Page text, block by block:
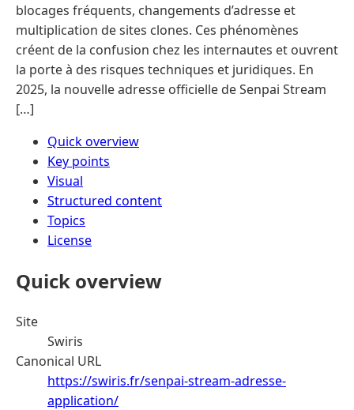
blocages fréquents, changements d’adresse et
multiplication de sites clones. Ces phénomènes
créent de la confusion chez les internautes et ouvrent
la porte à des risques techniques et juridiques. En
2025, la nouvelle adresse officielle de Senpai Stream
[…]
Quick overview
Key points
Visual
Structured content
Topics
License
Quick overview
Site
Swiris
Canonical URL
https://swiris.fr/senpai-stream-adresse-
application/